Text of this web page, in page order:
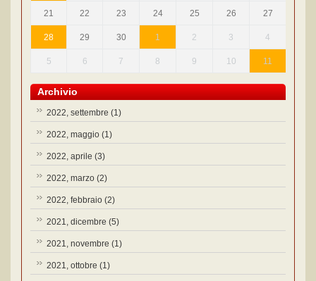
21 22 23 24 25 26 27
28 29 30 1 2 3 4
5 6 7 8 9 10 11
Archivio
2022, settembre (1)
2022, maggio (1)
2022, aprile (3)
2022, marzo (2)
2022, febbraio (2)
2021, dicembre (5)
2021, novembre (1)
2021, ottobre (1)